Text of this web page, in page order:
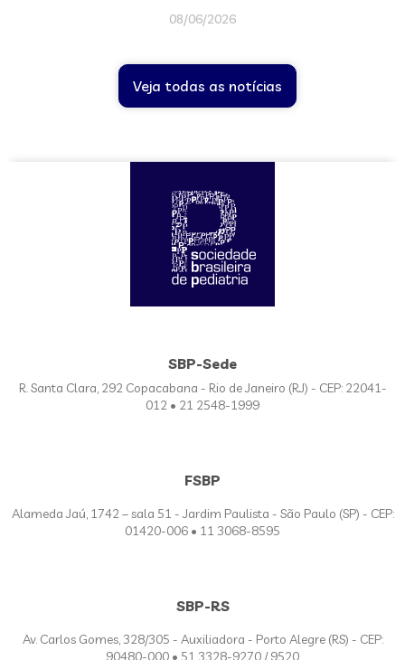
08/06/2026
Veja todas as notícias
SBP-Sede
R. Santa Clara, 292 Copacabana - Rio de Janeiro (RJ) - CEP: 22041-
012 • 21 2548-1999
FSBP
Alameda Jaú, 1742 – sala 51 - Jardim Paulista - São Paulo (SP) - CEP:
01420-006 • 11 3068-8595
SBP-RS
Av. Carlos Gomes, 328/305 - Auxiliadora - Porto Alegre (RS) - CEP:
90480-000 • 51 3328-9270 / 9520